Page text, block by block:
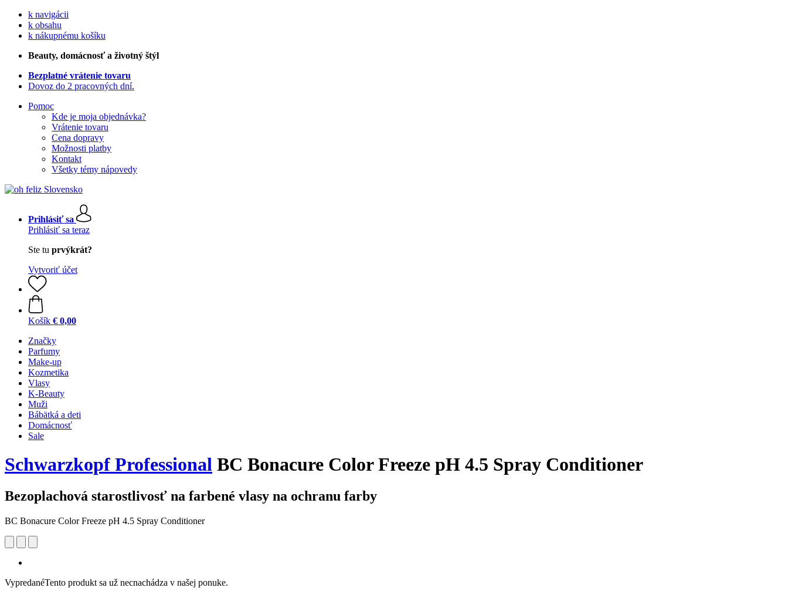
k navigácii
k obsahu
k nákupnému košíku
Beauty, domácnosť a životný štýl
Bezplatné vrátenie tovaru
Dovoz do 2 pracovných dní.
Pomoc
Kde je moja objednávka?
Vrátenie tovaru
Cena dopravy
Možnosti platby
Kontakt
Všetky témy nápovedy
Prihlásiť sa
Prihlásiť sa teraz
Ste tu prvýkrát?
Vytvoriť účet
Košík € 0,00
Značky
Parfumy
Make-up
Kozmetika
Vlasy
K-Beauty
Muži
Bábätká a deti
Domácnosť
Sale
Schwarzkopf Professional BC Bonacure Color Freeze pH 4.5 Spray Conditioner
Bezoplachová starostlivosť na farbené vlasy na ochranu farby
BC Bonacure Color Freeze pH 4.5 Spray Conditioner
VypredanéTento produkt sa už necnachádza v našej ponuke.